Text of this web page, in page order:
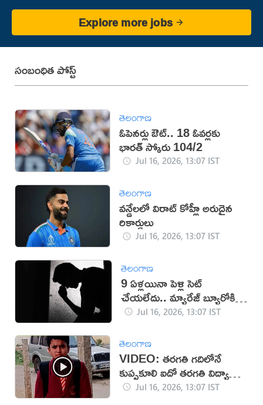
Explore more jobs
సంబంధిత పోస్ట్
తెలంగాణ
ఓపెనర్లు ఔట్‌.. 18 ఓవర్లకు
భారత్‌ స్కోరు 104/2
Jul 16, 2026, 13:07 IST
తెలంగాణ
వన్డేలలో విరాట్ కోహ్లీ అరుదైన
రికార్డులు
Jul 16, 2026, 13:07 IST
తెలంగాణ
9 ఏళ్లయినా పెళ్లి సెట్
చేయలేదు.. మ్యారేజ్ బ్యూరోకి
జరిమానా
Jul 16, 2026, 13:07 IST
తెలంగాణ
VIDEO: తరగతి గదిలోనే
కుప్పకూలి ఐదో తరగతి విద్యార్థి
మృతిJul 16, 2026, 13:07 IST